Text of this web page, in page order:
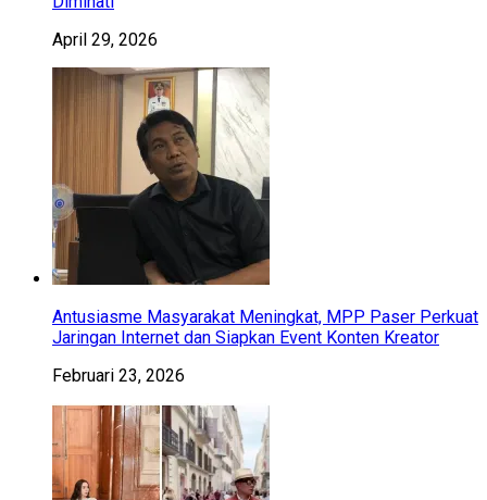
April 29, 2026
Antusiasme Masyarakat Meningkat, MPP Paser Perkuat
Jaringan Internet dan Siapkan Event Konten Kreator
Februari 23, 2026